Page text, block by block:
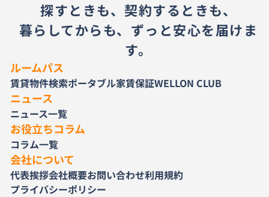
探すときも、契約するときも、
暮らしてからも、ずっと安心を届けま
す。
ルームパス
賃貸物件検索ポータブル家賃保証WELLON CLUB
ニュース
ニュース一覧
お役立ちコラム
コラム一覧
会社について
代表挨拶会社概要お問い合わせ利用規約
プライバシーポリシー